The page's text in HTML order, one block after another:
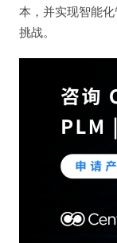
本，并实现智能
挑战。